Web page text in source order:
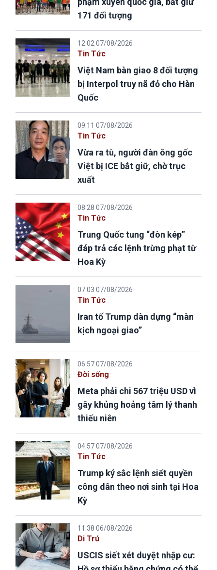
171 đối tượng
12:02 07/08/2026
Tin Tức
Việt Nam bàn giao 8 đối tượng
bị Interpol truy nã đỏ cho Hàn
Quốc
09:11 07/08/2026
Tin Tức
Vừa ra tù, người đàn ông gốc
Việt bị ICE bắt giữ, chờ trục
xuất
08:28 07/08/2026
Tin Tức
Trung Quốc tung “đòn kép”
đáp trả các lệnh trừng phạt từ
Hoa Kỳ
07:03 07/08/2026
Tin Tức
Iran tố Trump dàn dựng “màn
kịch ngoại giao”
06:57 07/08/2026
Đời sống
Meta phải chi 567 triệu USD vì
gây khủng hoảng tâm lý thanh
thiếu niên
04:57 07/08/2026
Tin Tức
Trump ký sắc lệnh siết quyền
công dân theo nơi sinh tại Hoa
Kỳ
11:38 06/08/2026
Di Trú
USCIS siết xét duyệt nhập cư: